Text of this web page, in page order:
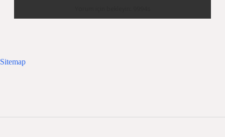
Sitemap